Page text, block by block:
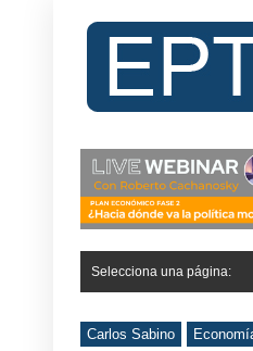
Selecciona una página:
Carlos Sabino